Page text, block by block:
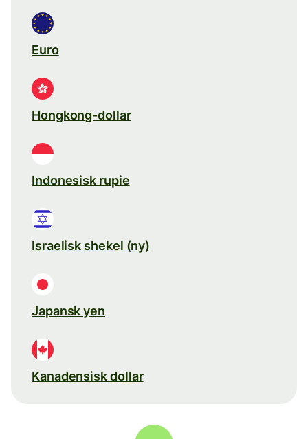
Euro
Hongkong-dollar
Indonesisk rupie
Israelisk shekel (ny)
Japansk yen
Kanadensisk dollar